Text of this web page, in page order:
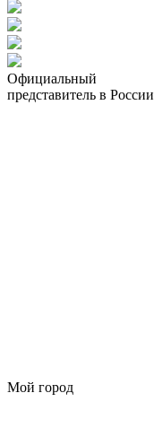
Официальный
представитель в России
Мой город